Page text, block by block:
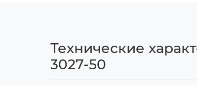
Технические
3027-50